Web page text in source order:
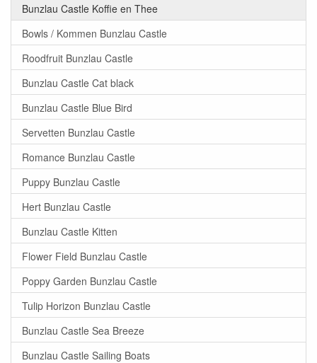
Bunzlau Castle Koffie en Thee
Bowls / Kommen Bunzlau Castle
Roodfruit Bunzlau Castle
Bunzlau Castle Cat black
Bunzlau Castle Blue Bird
Servetten Bunzlau Castle
Romance Bunzlau Castle
Puppy Bunzlau Castle
Hert Bunzlau Castle
Bunzlau Castle Kitten
Flower Field Bunzlau Castle
Poppy Garden Bunzlau Castle
Tulip Horizon Bunzlau Castle
Bunzlau Castle Sea Breeze
Bunzlau Castle Sailing Boats